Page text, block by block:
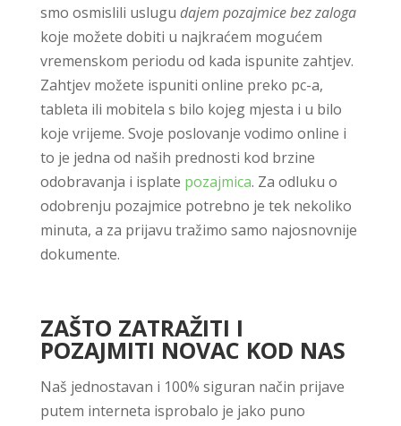
smo osmislili uslugu dajem pozajmice bez zaloga
koje možete dobiti u najkraćem mogućem
vremenskom periodu od kada ispunite zahtjev.
Zahtjev možete ispuniti online preko pc-a,
tableta ili mobitela s bilo kojeg mjesta i u bilo
koje vrijeme. Svoje poslovanje vodimo online i
to je jedna od naših prednosti kod brzine
odobravanja i isplate pozajmica. Za odluku o
odobrenju pozajmice potrebno je tek nekoliko
minuta, a za prijavu tražimo samo najosnovnije
dokumente.
ZAŠTO ZATRAŽITI I
POZAJMITI NOVAC KOD NAS
Naš jednostavan i 100% siguran način prijave
putem interneta isprobalo je jako puno